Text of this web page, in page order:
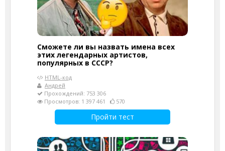
Сможете ли вы назвать имена всех
этих легендарных артистов,
популярных в СССР?
HTML-код
Андрей
Прохождений: 753 306
Просмотров: 1 397 461
570
Пройти тест